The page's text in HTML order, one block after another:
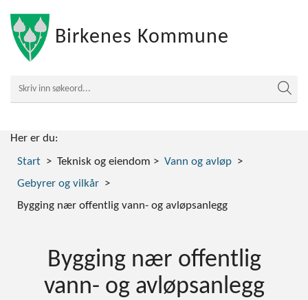
Birkenes Kommune
Her er du:
Start
Teknisk og eiendom
Vann og avløp
Gebyrer og vilkår
Bygging nær offentlig vann- og avløpsanlegg
Bygging nær offentlig
vann- og avløpsanlegg